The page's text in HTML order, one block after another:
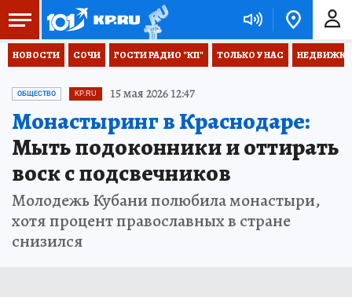
НОВОСТИ СОЧИ ГОСТИ РАДИО "КП" ТОЛЬКО У НАС НЕДВИЖКА
ОБЩЕСТВО KP.RU 15 мая 2026 12:47
Монастыринг в Краснодаре:
Мыть подоконники и оттирать
воск с подсвечников
Молодежь Кубани полюбила монастыри,
хотя процент православных в стране
снизился